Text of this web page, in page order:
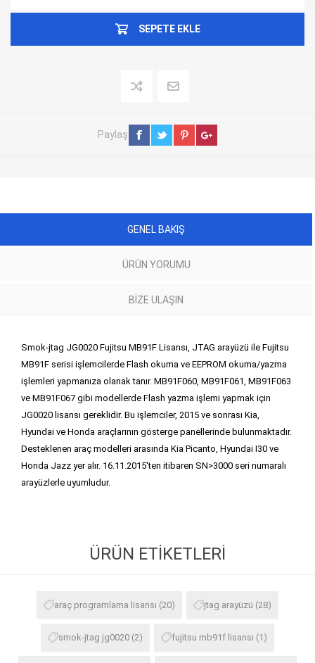
SEPETE EKLE
Paylaş
GENEL BAKIŞ
ÜRÜN YORUMU
BIZE ULAŞIN
Smok-jtag JG0020 Fujitsu MB91F Lisansı, JTAG arayüzü ile Fujitsu
MB91F serisi işlemcilerde Flash okuma ve EEPROM okuma/yazma
işlemleri yapmanıza olanak tanır. MB91F060, MB91F061, MB91F063
ve MB91F067 gibi modellerde Flash yazma işlemi yapmak için
JG0020 lisansı gereklidir. Bu işlemciler, 2015 ve sonrası Kia,
Hyundai ve Honda araçlarının gösterge panellerinde bulunmaktadır.
Desteklenen araç modelleri arasında Kia Picanto, Hyundai I30 ve
Honda Jazz yer alır. 16.11.2015'ten itibaren SN>3000 seri numaralı
arayüzlerle uyumludur.
ÜRÜN ETIKETLERI
araç programlama lisansı (20) jtag arayüzü (28)
smok-jtag jg0020 (2) fujitsu mb91f lisansı (1)